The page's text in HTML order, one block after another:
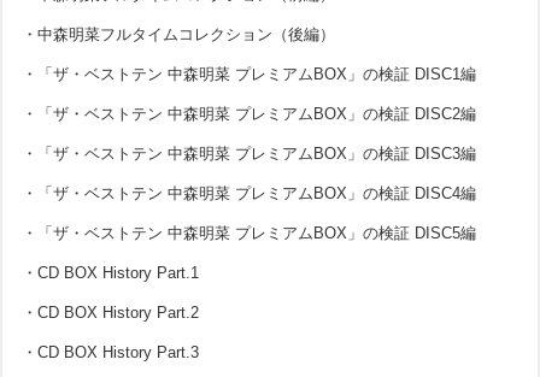
・中森明菜フルタイムコレクション（後編）
・「ザ・ベストテン 中森明菜 プレミアムBOX」の検証 DISC1編
・「ザ・ベストテン 中森明菜 プレミアムBOX」の検証 DISC2編
・「ザ・ベストテン 中森明菜 プレミアムBOX」の検証 DISC3編
・「ザ・ベストテン 中森明菜 プレミアムBOX」の検証 DISC4編
・「ザ・ベストテン 中森明菜 プレミアムBOX」の検証 DISC5編
・CD BOX History Part.1
・CD BOX History Part.2
・CD BOX History Part.3